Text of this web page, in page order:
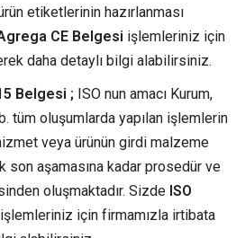
etiketlerinin hazırlanması
CE Belgesi işlemleriniz için
daha detaylı bilgi alabilirsiniz.
Belgesi ; ISO nun amacı Kurum,
tüm oluşumlarda yapılan işlemlerin
veya ürünün girdi malzeme
son aşamasına kadar prosedür ve
oluşmaktadır. Sizde ISO
işlemleriniz için firmamızla irtibata